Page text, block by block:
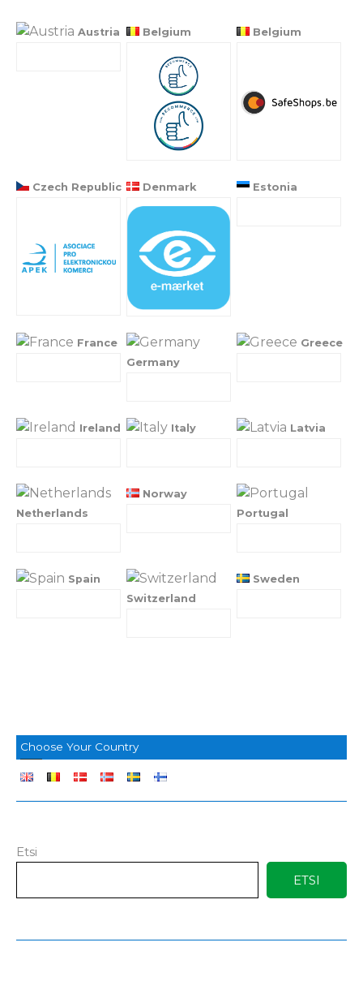
Austria Belgium Belgium
Czech Republic Denmark Estonia
France
Germany
Greece
Ireland Italy Latvia
Netherlands
Norway
Portugal
Spain
Switzerland
Sweden
Choose Your Country
Etsi
ETSI